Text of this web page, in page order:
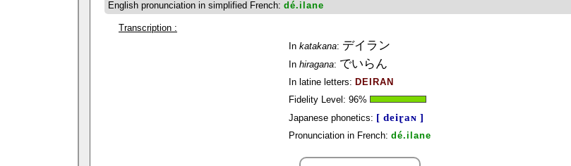
English pronunciation in simplified French: dé.ilane
Transcription :
In katakana: デイラン
In hiragana: でいらん
In latine letters: DEIRAN
Fidelity Level: 96%
Japanese phonetics: [ deiɽaɴ ]
Pronunciation in French: dé.ilane